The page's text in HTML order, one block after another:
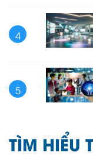
4
5
TÌM HIỂU